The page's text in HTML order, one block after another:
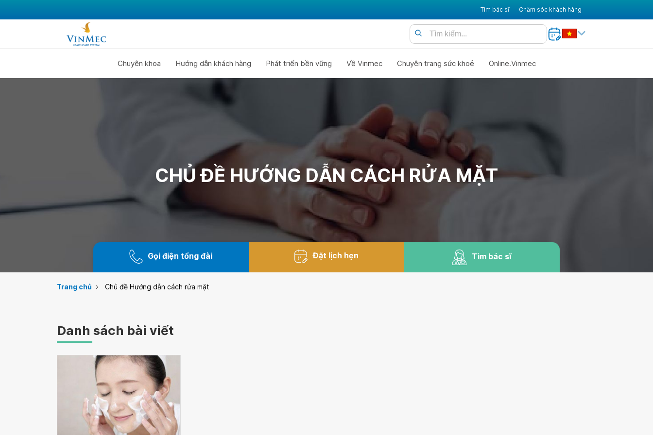
Tìm bác sĩ Chăm sóc khách hàng
Chuyên khoa Hướng dẫn khách hàng Phát triển bền vững Về Vinmec Chuyên trang sức khoẻ Online.Vinmec
CHỦ ĐỀ HƯỚNG DẪN CÁCH RỬA MẶT
Gọi điện tổng đài Đặt lịch hẹn Tìm bác sĩ
Trang chủ Chủ đề Hướng dẫn cách rửa mặt
Danh sách bài viết